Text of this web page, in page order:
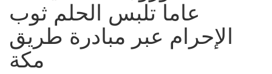
عاما تلبس الحلم ثوب
الإحرام عبر مبادرة طريق
مكة